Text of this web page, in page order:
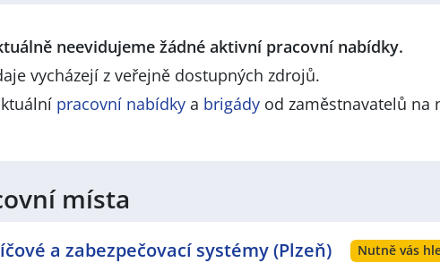
neevidujeme žádné aktivní pracovní nabídky.
vycházejí z veřejně dostupných zdrojů.
pracovní nabídky a brigády od zaměstnavatelů na
místa
a zabezpečovací systémy (Plzeň) Nutně vás